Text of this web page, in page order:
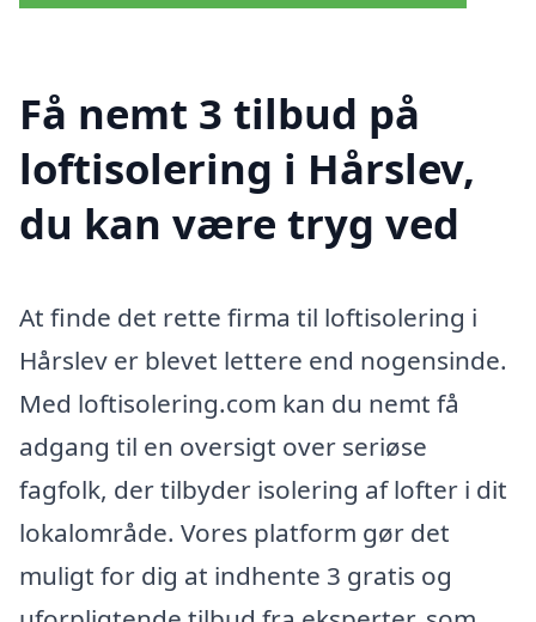
Få nemt 3 tilbud på
loftisolering i Hårslev,
du kan være tryg ved
At finde det rette firma til loftisolering i
Hårslev er blevet lettere end nogensinde.
Med loftisolering.com kan du nemt få
adgang til en oversigt over seriøse
fagfolk, der tilbyder isolering af lofter i dit
lokalområde. Vores platform gør det
muligt for dig at indhente 3 gratis og